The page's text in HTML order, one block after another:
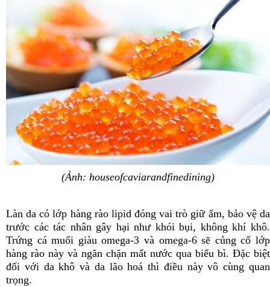
(Ảnh: houseofcaviarandfinedining)
Làn da có lớp hàng rào lipid đóng vai trò giữ ẩm, bảo vệ da
trước các tác nhân gây hại như khói bụi, không khí khô.
Trứng cá muối giàu omega-3 và omega-6 sẽ củng cố lớp
hàng rào này và ngăn chặn mất nước qua biểu bì. Đặc biệt
đối với da khô và da lão hoá thì điều này vô cùng quan
trọng.